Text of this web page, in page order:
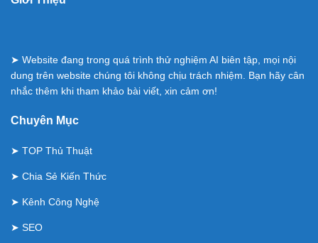
➤ Website đang trong quá trình thử nghiệm AI biên tập, mọi nội
dung trên website chúng tôi không chịu trách nhiệm. Bạn hãy cân
nhắc thêm khi tham khảo bài viết, xin cảm ơn!
Chuyên Mục
➤ TOP Thủ Thuật
➤ Chia Sẻ Kiến Thức
➤ Kênh Công Nghệ
➤ SEO